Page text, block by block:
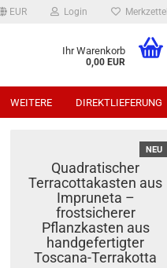
EUR Login Merkzettel
Ihr Warenkorb
0,00 EUR
DIREKTLIEFERUNG
WEITERE
NEU
Quadratischer
Terracottakasten aus
Impruneta –
frostsicherer
Pflanzkasten aus
handgefertigter
Toscana-Terrakotta